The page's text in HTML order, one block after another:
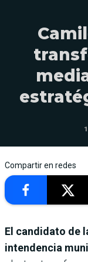
Compartir en redes
El candidato de
intendencia